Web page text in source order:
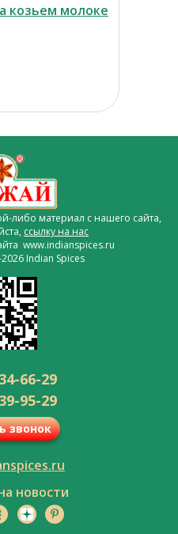
козьем молоке
либо материал с нашего сайта,
ссылку на нас
www.indianspices.ru
Indian Spices
66-29
95-29
звонок
новости